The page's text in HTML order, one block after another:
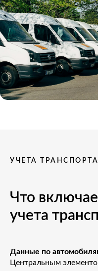
УЧЕТА ТРАНСПОРТА
Что
учета
Данные по
Центральным